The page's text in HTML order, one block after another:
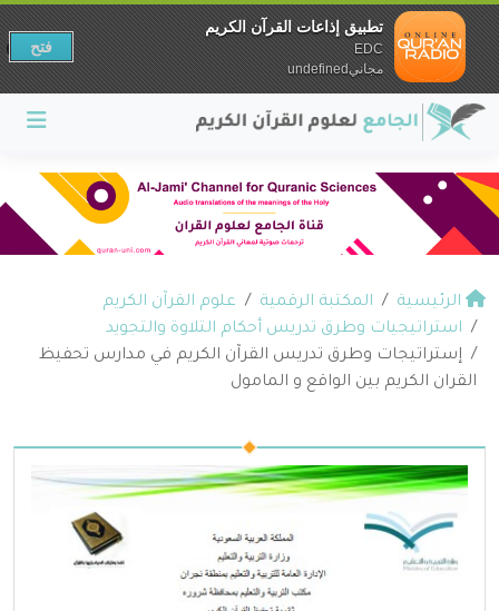
الرئيسية المكتبة الرقمية
علوم القرآن الكريم
استراتيجيات وطرق تدريس أحكام التلاوة والتجويد
إستراتيجات وطرق تدريس القرآن الكريم في مدارس تحفيظ
القران الكريم بين الواقع و المامول
تطبيق إذاعات القرآن الكريم
EDC
مجانيundefined
فتح